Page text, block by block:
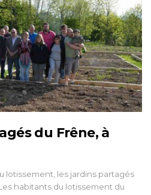
du Frêne, à
lotissement, les jardins partagés
habitants du lotissement du